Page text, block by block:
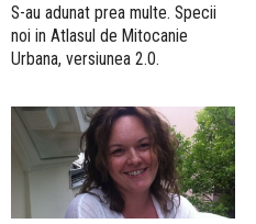
S-au adunat prea multe. Specii
noi in Atlasul de Mitocanie
Urbana, versiunea 2.0.